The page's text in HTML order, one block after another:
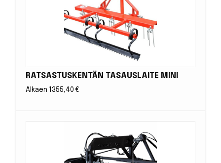
RATSASTUSKENTÄN TASAUSLAITE MINI
Alkaen 1355,40€